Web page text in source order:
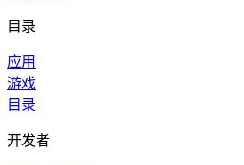
目录
应用
游戏
目录
开发者